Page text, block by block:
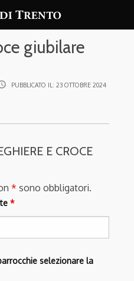
giubilare
PUBBLICATO IL: 23 OTTOBRE 2024
E CROCE
* sono obbligatori.
*
selezionare la